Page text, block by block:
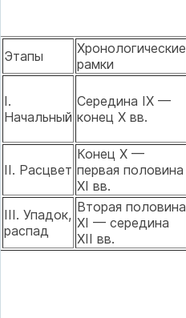
Этапы
Хронологические
рамки
I.
Начальный
Середина IX —
конец X вв.
II. Расцвет
Конец X —
первая половина
XI вв.
III. Упадок,
распад
Вторая половина
XI — середина
XII вв.